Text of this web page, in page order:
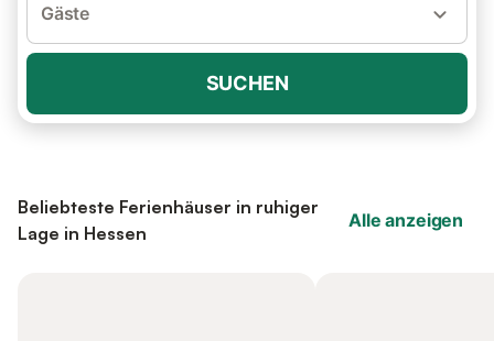
Gäste
SUCHEN
Beliebteste Ferienhäuser in ruhiger
Lage in Hessen
Alle anzeigen